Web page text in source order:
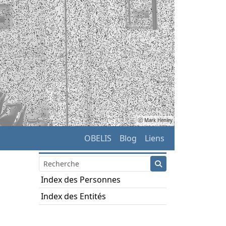
ⓒ Mark Henley
OBELIS Blog Liens
Index des Personnes
Index des Entités